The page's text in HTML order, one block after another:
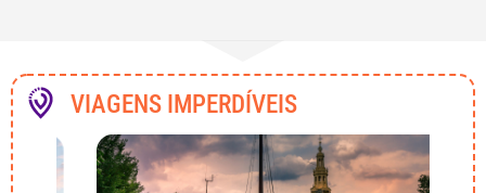
VIAGENS IMPERDÍVEIS